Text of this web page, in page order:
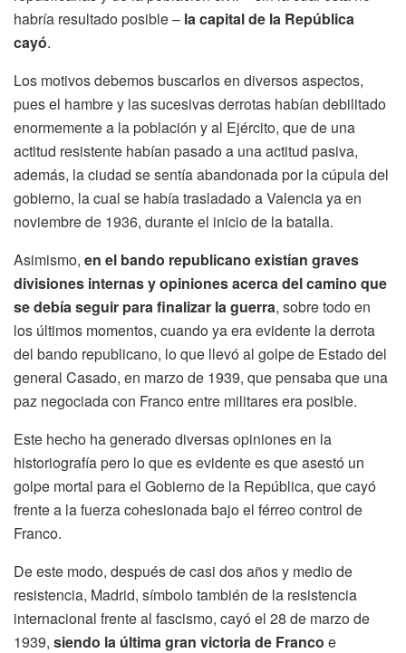
habría resultado posible – la capital de la República
cayó.
Los motivos debemos buscarlos en diversos aspectos,
pues el hambre y las sucesivas derrotas habían debilitado
enormemente a la población y al Ejército, que de una
actitud resistente habían pasado a una actitud pasiva,
además, la ciudad se sentía abandonada por la cúpula del
gobierno, la cual se había trasladado a Valencia ya en
noviembre de 1936, durante el inicio de la batalla.
Asimismo, en el bando republicano existían graves
divisiones internas y opiniones acerca del camino que
se debía seguir para finalizar la guerra, sobre todo en
los últimos momentos, cuando ya era evidente la derrota
del bando republicano, lo que llevó al golpe de Estado del
general Casado, en marzo de 1939, que pensaba que una
paz negociada con Franco entre militares era posible.
Este hecho ha generado diversas opiniones en la
historiografía pero lo que es evidente es que asestó un
golpe mortal para el Gobierno de la República, que cayó
frente a la fuerza cohesionada bajo el férreo control de
Franco.
De este modo, después de casi dos años y medio de
resistencia, Madrid, símbolo también de la resistencia
internacional frente al fascismo, cayó el 28 de marzo de
1939, siendo la última gran victoria de Franco e